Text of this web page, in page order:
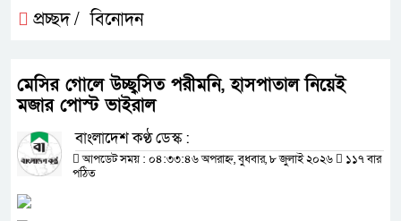
প্রচ্ছদ / বিনোদন
মেসির গোলে উচ্ছ্বসিত পরীমনি, হাসপাতাল নিয়েই
মজার পোস্ট ভাইরাল
বাংলাদেশ কণ্ঠ ডেস্ক :
আপডেট সময় : ০৪:৩৩:৪৬ অপরাহ্ন, বুধবার, ৮ জুলাই ২০২৬
১১৭ বার
পঠিত